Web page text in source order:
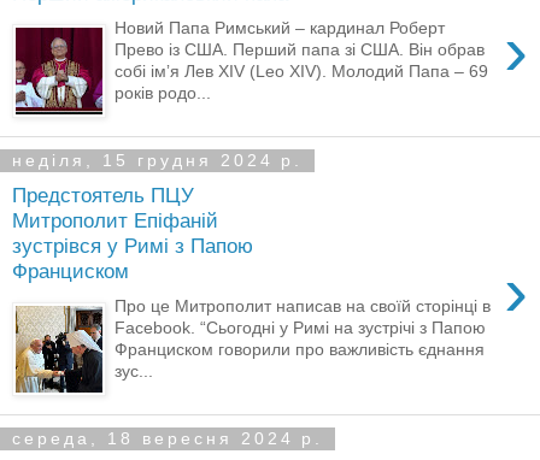
›
Новий Папа Римський – кардинал Роберт
Прево із США. Перший папа зі США. Він обрав
собі імʼя Лев XIV (Leo XIV). Молодий Папа – 69
років родо...
неділя, 15 грудня 2024 р.
Предстоятель ПЦУ
Митрополит Епіфаній
зустрівся у Римі з Папою
Франциском
›
Про це Митрополит написав на своїй сторінці в
Facebook. “Сьогодні у Римі на зустрічі з Папою
Франциском говорили про важливість єднання
зус...
середа, 18 вересня 2024 р.